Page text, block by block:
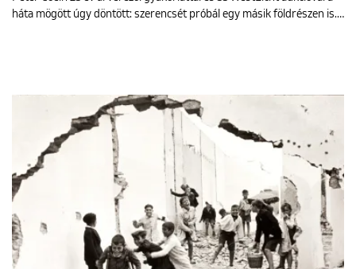
háta mögött úgy döntött: szerencsét próbál egy másik földrészen is.…